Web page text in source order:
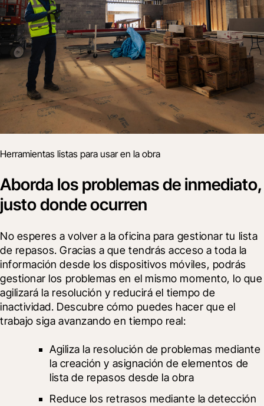
Herramientas listas para usar en la obra
Aborda los problemas de inmediato,
justo donde ocurren
No esperes a volver a la oficina para gestionar tu lista
de repasos. Gracias a que tendrás acceso a toda la
información desde los dispositivos móviles, podrás
gestionar los problemas en el mismo momento, lo que
agilizará la resolución y reducirá el tiempo de
inactividad. Descubre cómo puedes hacer que el
trabajo siga avanzando en tiempo real:
Agiliza la resolución de problemas mediante
la creación y asignación de elementos de
lista de repasos desde la obra
Reduce los retrasos mediante la detección